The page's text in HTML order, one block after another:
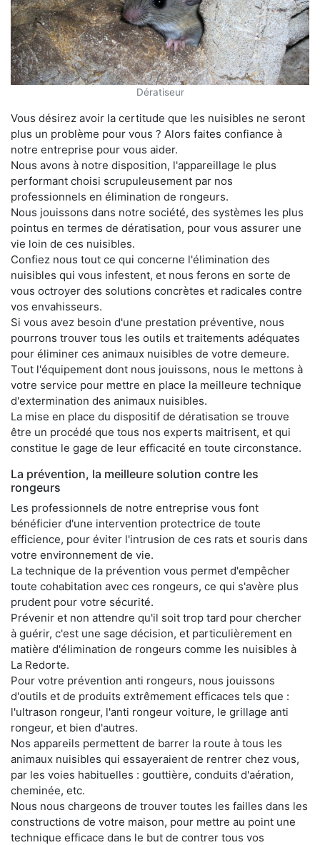
Dératiseur
Vous désirez avoir la certitude que les nuisibles ne seront
plus un problème pour vous ? Alors faites confiance à
notre entreprise pour vous aider.
Nous avons à notre disposition, l'appareillage le plus
performant choisi scrupuleusement par nos
professionnels en élimination de rongeurs.
Nous jouissons dans notre société, des systèmes les plus
pointus en termes de dératisation, pour vous assurer une
vie loin de ces nuisibles.
Confiez nous tout ce qui concerne l'élimination des
nuisibles qui vous infestent, et nous ferons en sorte de
vous octroyer des solutions concrètes et radicales contre
vos envahisseurs.
Si vous avez besoin d'une prestation préventive, nous
pourrons trouver tous les outils et traitements adéquates
pour éliminer ces animaux nuisibles de votre demeure.
Tout l'équipement dont nous jouissons, nous le mettons à
votre service pour mettre en place la meilleure technique
d'extermination des animaux nuisibles.
La mise en place du dispositif de dératisation se trouve
être un procédé que tous nos experts maitrisent, et qui
constitue le gage de leur efficacité en toute circonstance.
La prévention, la meilleure solution contre les
rongeurs
Les professionnels de notre entreprise vous font
bénéficier d'une intervention protectrice de toute
efficience, pour éviter l'intrusion de ces rats et souris dans
votre environnement de vie.
La technique de la prévention vous permet d'empêcher
toute cohabitation avec ces rongeurs, ce qui s'avère plus
prudent pour votre sécurité.
Prévenir et non attendre qu'il soit trop tard pour chercher
à guérir, c'est une sage décision, et particulièrement en
matière d'élimination de rongeurs comme les nuisibles à
La Redorte.
Pour votre prévention anti rongeurs, nous jouissons
d'outils et de produits extrêmement efficaces tels que :
l'ultrason rongeur, l'anti rongeur voiture, le grillage anti
rongeur, et bien d'autres.
Nos appareils permettent de barrer la route à tous les
animaux nuisibles qui essayeraient de rentrer chez vous,
par les voies habituelles : gouttière, conduits d'aération,
cheminée, etc.
Nous nous chargeons de trouver toutes les failles dans les
constructions de votre maison, pour mettre au point une
technique efficace dans le but de contrer tous vos